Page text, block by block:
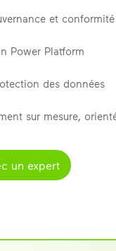
et conformité
Power Platform
des données
sur mesure,
un expert